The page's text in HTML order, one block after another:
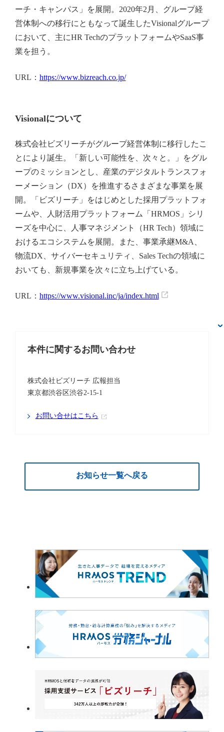
ーチ・キャンパス」を展開。2020年2月、グループ経
営体制への移行にともなって誕生したVisionalグループ
において、主にHR TechのプラットフォームやSaaS事
業を担う。
URL： https://www.bizreach.co.jp/
Visionalについて
株式会社ビズリーチがグループ経営体制に移行したこ
とにより誕生。「新しい可能性を、次々と。」をグル
ープのミッションとし、産業のデジタルトランスフォ
ーメーション（DX）を推進するさまざまな事業を展
開。「ビズリーチ」をはじめとした採用プラットフォ
ームや、人財活用プラットフォーム「HRMOS」シリ
ーズを中心に、人事マネジメント（HR Tech）領域に
おけるエコシステムを展開。また、事業承継M&A、
物流DX、サイバーセキュリティ、Sales Techの領域に
おいても、新規事業を次々に立ち上げている。
URL： https://www.visional.inc/ja/index.html
本件に関するお問い合わせ
株式会社ビズリーチ 広報担当
東京都渋谷区渋谷2-15-1
お問い合せはこちら
お知らせ一覧へ戻る